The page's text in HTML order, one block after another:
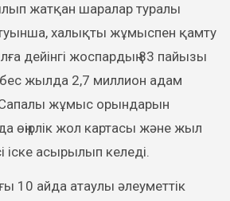
жатқан шаралар туралы
халықты жұмыспен қамту
дейінгі жоспардың 83 пайызы
бес жылда 2,7 миллион адам
Сапалы жұмыс орындарын
өңірлік жол картасы және жыл
іске асырылып келеді.
10 айда атаулы әлеуметтік